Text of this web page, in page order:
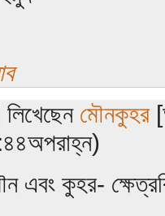
মৌনকুহর
এবং কুহর-